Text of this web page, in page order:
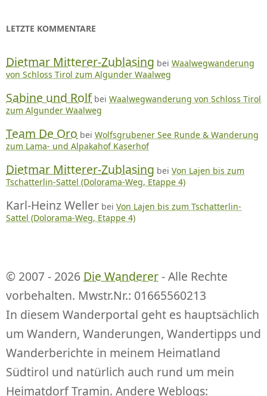
LETZTE KOMMENTARE
Dietmar Mitterer-Zublasing bei Waalwegwanderung
von Schloss Tirol zum Algunder Waalweg
Sabine und Rolf bei Waalwegwanderung von Schloss Tirol
zum Algunder Waalweg
Team De Oro bei Wolfsgrubener See Runde & Wanderung
zum Lama- und Alpakahof Kaserhof
Dietmar Mitterer-Zublasing bei Von Lajen bis zum
Tschatterlin-Sattel (Dolorama-Weg, Etappe 4)
Karl-Heinz Weller bei Von Lajen bis zum Tschatterlin-
Sattel (Dolorama-Weg, Etappe 4)
© 2007 - 2026 Die Wanderer- Alle Rechte
vorbehalten. Mwstr.Nr.: 01665560213
In diesem Wanderportal geht es hauptsächlich
um Wandern, Wanderungen, Wandertipps und
Wanderberichte in meinem Heimatland
Südtirol und natürlich auch rund um mein
Heimatdorf Tramin. Andere Weblogs: